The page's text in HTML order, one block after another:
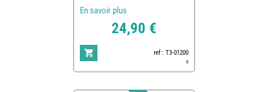
En savoir plus
24,90 €
ref : T3-01200
0